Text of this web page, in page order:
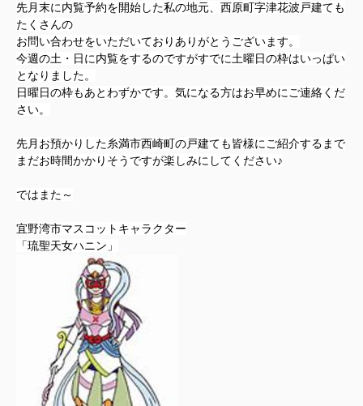
先月末に内覧予約を開始した私の地元、西原町字津花波戸建ても
たくさんの
お問い合わせをいただいておりありがとうございます。
今週の土・日に内覧をするのですがすでに土曜日の枠はいっぱい
となりました。
日曜日の枠もあとわずかです。気になる方はお早めにご連絡くだ
さい。
先月お預かりした糸満市西崎町の戸建ても皆様にご紹介するまで
まだお時間かかりそうですが楽しみにしてください♪
ではまた～
宜野湾市マスコットキャラクター
「琉聖天女ハニン」